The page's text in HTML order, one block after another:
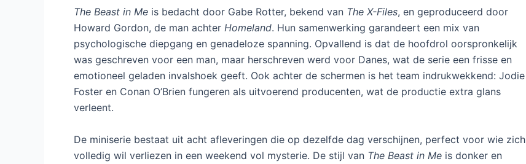
The Beast in Me is bedacht door Gabe Rotter, bekend van The X-Files, en geproduceerd door
Howard Gordon, de man achter Homeland. Hun samenwerking garandeert een mix van
psychologische diepgang en genadeloze spanning. Opvallend is dat de hoofdrol oorspronkelijk
was geschreven voor een man, maar herschreven werd voor Danes, wat de serie een frisse en
emotioneel geladen invalshoek geeft. Ook achter de schermen is het team indrukwekkend: Jodie
Foster en Conan O’Brien fungeren als uitvoerend producenten, wat de productie extra glans
verleent.
De miniserie bestaat uit acht afleveringen die op dezelfde dag verschijnen, perfect voor wie zich
volledig wil verliezen in een weekend vol mysterie. De stijl van The Beast in Me is donker en